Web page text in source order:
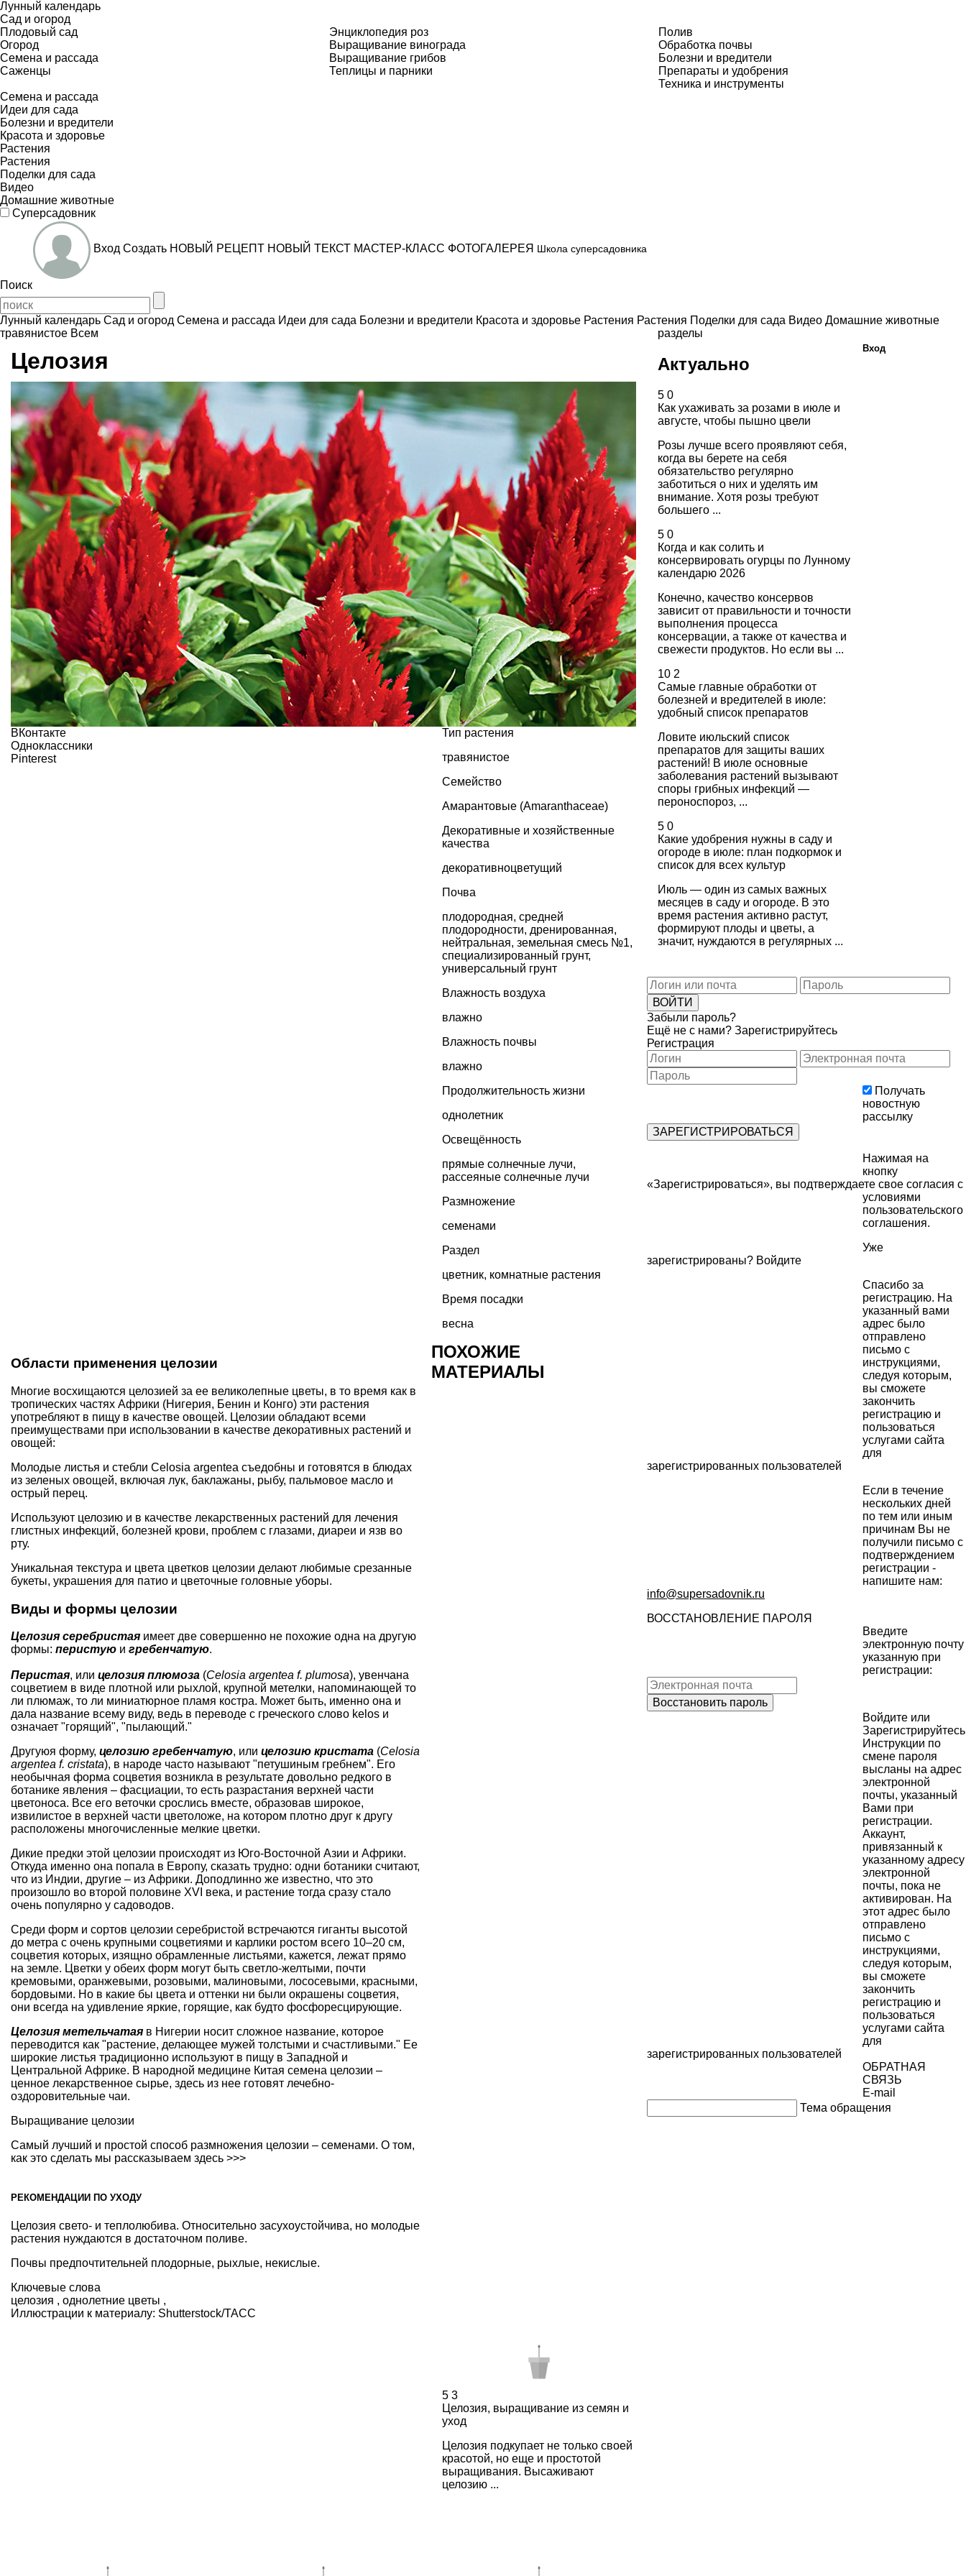
Лунный календарь
Сад и огород
Плодовый сад
Огород
Семена и рассада
Саженцы
Энциклопедия роз
Выращивание винограда
Выращивание грибов
Теплицы и парники
Полив
Обработка почвы
Болезни и вредители
Препараты и удобрения
Техника и инструменты
Семена и рассада
Идеи для сада
Болезни и вредители
Красота и здоровье
Растения
Растения
Поделки для сада
Видео
Домашние животные
Суперсадовник
Вход Создать НОВЫЙ РЕЦЕПТ НОВЫЙ ТЕКСТ МАСТЕР-КЛАСС ФОТОГАЛЕРЕЯ Школа суперсадовника
Поиск
Лунный календарь Сад и огород Семена и рассада Идеи для сада Болезни и вредители Красота и здоровье Растения Растения Поделки для сада Видео Домашние животные
травянистое Всем
Целозия
ВКонтакте
Одноклассники
Pinterest
Тип растения
травянистое
Семейство
Амарантовые (Amaranthaceae)
Декоративные и хозяйственные
качества
декоративноцветущий
Почва
плодородная, средней
плодородности, дренированная,
нейтральная, земельная смесь №1,
специализированный грунт,
универсальный грунт
Влажность воздуха
влажно
Влажность почвы
влажно
Продолжительность жизни
однолетник
Освещённость
прямые солнечные лучи,
рассеяные солнечные лучи
Размножение
семенами
Раздел
цветник, комнатные растения
Время посадки
весна
Области применения целозии
Многие восхищаются целозией за ее великолепные цветы, в то время как в
тропических частях Африки (Нигерия, Бенин и Конго) эти растения
употребляют в пищу в качестве овощей. Целозии обладают всеми
преимуществами при использовании в качестве декоративных растений и
овощей:
Молодые листья и стебли Celosia argentea съедобны и готовятся в блюдах
из зеленых овощей, включая лук, баклажаны, рыбу, пальмовое масло и
острый перец.
Используют целозию и в качестве лекарственных растений для лечения
глистных инфекций, болезней крови, проблем с глазами, диареи и язв во
рту.
Уникальная текстура и цвета цветков целозии делают любимые срезанные
букеты, украшения для патио и цветочные головные уборы.
Виды и формы целозии
Целозия серебристая имеет две совершенно не похожие одна на другую
формы: перистую и гребенчатую.
Перистая, или целозия плюмоза (Celosia argentea f. plumosa), увенчана
соцветием в виде плотной или рыхлой, крупной метелки, напоминающей то
ли плюмаж, то ли миниатюрное пламя костра. Может быть, именно она и
дала название всему виду, ведь в переводе с греческого слово kelos и
означает "горящий", "пылающий."
Другуюя форму, целозию гребенчатую, или целозию кристата (Celosia
argentea f. cristata), в народе часто называют "петушиным гребнем". Его
необычная форма соцветия возникла в результате довольно редкого в
ботанике явления – фасциации, то есть разрастания верхней части
цветоноса. Все его веточки срослись вместе, образовав широкое,
извилистое в верхней части цветоложе, на котором плотно друг к другу
расположены многочисленные мелкие цветки.
Дикие предки этой целозии происходят из Юго-Восточной Азии и Африки.
Откуда именно она попала в Европу, сказать трудно: одни ботаники считают,
что из Индии, другие – из Африки. Доподлинно же известно, что это
произошло во второй половине XVI века, и растение тогда сразу стало
очень популярно у садоводов.
Среди форм и сортов целозии серебристой встречаются гиганты высотой
до метра с очень крупными соцветиями и карлики ростом всего 10–20 см,
соцветия которых, изящно обрамленные листьями, кажется, лежат прямо
на земле. Цветки у обеих форм могут быть светло-желтыми, почти
кремовыми, оранжевыми, розовыми, малиновыми, лососевыми, красными,
бордовыми. Но в какие бы цвета и оттенки ни были окрашены соцветия,
они всегда на удивление яркие, горящие, как будто фосфоресцирующие.
Целозия метельчатая в Нигерии носит сложное название, которое
переводится как "растение, делающее мужей толстыми и счастливыми." Ее
широкие листья традиционно используют в пищу в Западной и
Центральной Африке. В народной медицине Китая семена целозии –
ценное лекарственное сырье, здесь из нее готовят лечебно-
оздоровительные чаи.
Выращивание целозии
Самый лучший и простой способ размножения целозии – семенами. О том,
как это сделать мы рассказываем здесь >>>
РЕКОМЕНДАЦИИ ПО УХОДУ
Целозия свето- и теплолюбива. Относительно засухоустойчива, но молодые
растения нуждаются в достаточном поливе.
Почвы предпочтительней плодорные, рыхлые, некислые.
Ключевые слова
целозия , однолетние цветы ,
Иллюстрации к материалу: Shutterstock/ТАСС
ПОХОЖИЕ
МАТЕРИАЛЫ
5 3
Целозия, выращивание из семян и
уход
Целозия подкупает не только своей
красотой, но еще и простотой
выращивания. Высаживают
целозию ...
разделы
Актуально
5 0
Как ухаживать за розами в июле и
августе, чтобы пышно цвели
Розы лучше всего проявляют себя,
когда вы берете на себя
обязательство регулярно
заботиться о них и уделять им
внимание. Хотя розы требуют
большего ...
5 0
Когда и как солить и
консервировать огурцы по Лунному
календарю 2026
Конечно, качество консервов
зависит от правильности и точности
выполнения процесса
консервации, а также от качества и
свежести продуктов. Но если вы ...
10 2
Самые главные обработки от
болезней и вредителей в июле:
удобный список препаратов
Ловите июльский список
препаратов для защиты ваших
растений! В июле основные
заболевания растений вызывают
споры грибных инфекций —
пероноспороз, ...
5 0
Какие удобрения нужны в саду и
огороде в июле: план подкормок и
список для всех культур
Июль — один из самых важных
месяцев в саду и огороде. В это
время растения активно растут,
формируют плоды и цветы, а
значит, нуждаются в регулярных ...
Вход
Забыли пароль?
Ещё не с нами? Зарегистрируйтесь
Регистрация
Получать
новостную
рассылку
Нажимая на
кнопку
«Зарегистрироваться», вы подтверждаете свое согласия с
условиями
пользовательского
соглашения.
Уже
зарегистрированы? Войдите
Спасибо за
регистрацию. На
указанный вами
адрес было
отправлено
письмо с
инструкциями,
следуя которым,
вы сможете
закончить
регистрацию и
пользоваться
услугами сайта
для
зарегистрированных пользователей
Если в течение
нескольких дней
по тем или иным
причинам Вы не
получили письмо с
подтверждением
регистрации -
напишите нам:
info@supersadovnik.ru
ВОССТАНОВЛЕНИЕ ПАРОЛЯ
Введите
электронную почту
указанную при
регистрации:
Войдите или
Зарегистрируйтесь
Инструкции по
смене пароля
высланы на адрес
электронной
почты, указанный
Вами при
регистрации.
Аккаунт,
привязанный к
указанному адресу
электронной
почты, пока не
активирован. На
этот адрес было
отправлено
письмо с
инструкциями,
следуя которым,
вы сможете
закончить
регистрацию и
пользоваться
услугами сайта
для
зарегистрированных пользователей
ОБРАТНАЯ
СВЯЗЬ
E-mail
Тема обращения